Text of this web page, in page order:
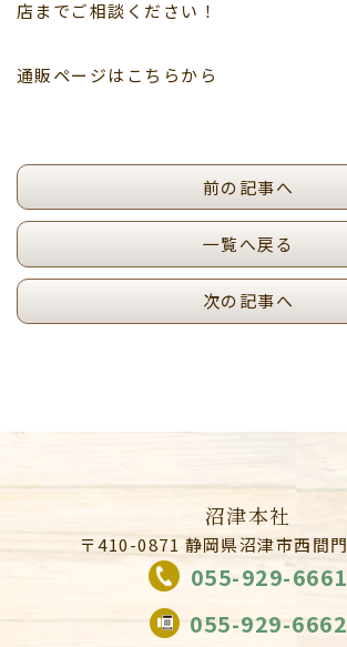
店までご相談ください！
通販ページはこちらから
前の記事へ
一覧へ戻る
次の記事へ
沼津本社
〒410-0871 静岡県沼津市西間
055-929-6661
055-929-6662